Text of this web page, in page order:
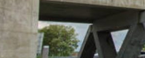
Eten, drinken & uitgaan
Watersport
Overnachten